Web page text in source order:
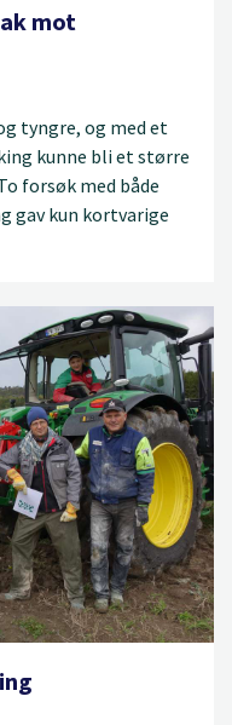
mot
tyngre, og med et
kunne bli et større
forsøk med både
gav kun kortvarige